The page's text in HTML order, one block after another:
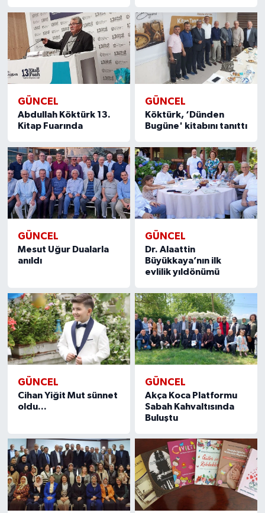
GÜNCEL
Abdullah Köktürk 13.
Kitap Fuarında
GÜNCEL
Köktürk, ‘Dünden
Bugüne' kitabını tanıttı
GÜNCEL
Mesut Uğur Dualarla
anıldı
GÜNCEL
Dr. Alaattin
Büyükkaya’nın ilk
evlilik yıldönümü
GÜNCEL
Cihan Yiğit Mut sünnet
oldu...
GÜNCEL
Akça Koca Platformu
Sabah Kahvaltısında
Buluştu